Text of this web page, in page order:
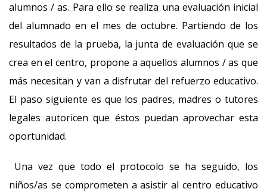
alumnos / as. Para ello se realiza una evaluación inicial
del alumnado en el mes de octubre. Partiendo de los
resultados de la prueba, la junta de evaluación que se
crea en el centro, propone a aquellos alumnos / as que
más necesitan y van a disfrutar del refuerzo educativo.
El paso siguiente es que los padres, madres o tutores
legales autoricen que éstos puedan aprovechar esta
oportunidad.
Una vez que todo el protocolo se ha seguido, los
niños/as se comprometen a asistir al centro educativo